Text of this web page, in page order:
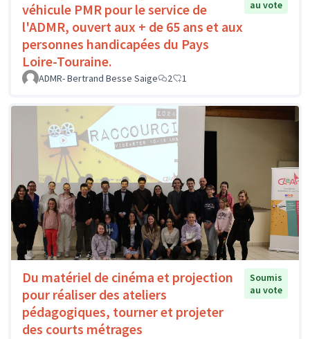
véhicule PMR pour le service de
l'ADMR, ouvert aux + de 65 ans et aux
personnes handicapées du Pays
Loire-Touraine.
au vote
ADMR- Bertrand Besse Saige 2 1
Du matériel de cinéma et projection
pour réaliser des ateliers
pédagogiques, tourner et projeter
des courts métrages
Soumis
au vote